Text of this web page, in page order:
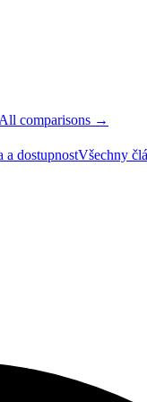
All comparisons →
a dostupnostVšechny